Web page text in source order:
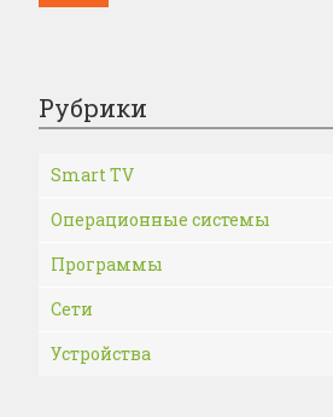
Рубрики
Smart TV
Операционные системы
Программы
Сети
Устройства